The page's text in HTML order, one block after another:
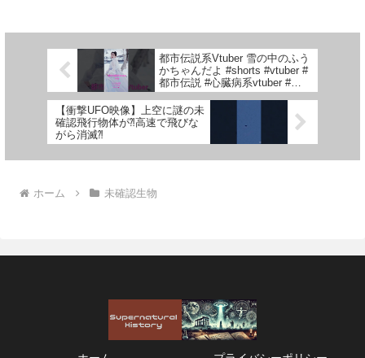
都市伝説系Vtuber 雪の中のふう
かちゃんだよ #shorts #vtuber #
都市伝説 #心臓病系vtuber #ふ
うか色々ちゃんねる
【衝撃UFO映像】上空に謎の未
確認飛行物体が⁈高速で飛びな
がら消滅⁈
ホーム 未確認生物